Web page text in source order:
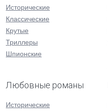
Исторические
Классические
Крутые
Триллеры
Шпионские
Любовные романы
Исторические